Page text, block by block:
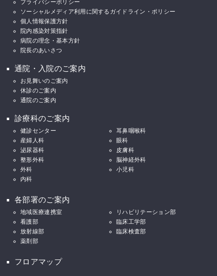
プライバシーポリシー
ソーシャルメディア利用に関するガイドライン・ポリシー
個人情報保護方針
院内感染対策指針
病院の理念・基本方針
院長のあいさつ
通院・入院のご案内
お見舞いのご案内
休診のご案内
通院のご案内
診療科のご案内
健診センター
耳鼻咽喉科
産婦人科
眼科
泌尿器科
皮膚科
整形外科
脳神経外科
外科
小児科
内科
各部署のご案内
地域医療連携室
リハビリテーション部
看護部
臨床工学部
放射線部
臨床検査部
薬剤部
フロアマップ